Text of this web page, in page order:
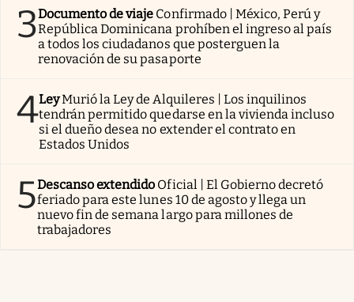
3Documento de viaje Confirmado | México, Perú y
República Dominicana prohíben el ingreso al país
a todos los ciudadanos que posterguen la
renovación de su pasaporte
4LeyMurió la Ley de Alquileres | Los inquilinos
tendrán permitido quedarse en la vivienda incluso
si el dueño desea no extender el contrato en
Estados Unidos
5Descanso extendido Oficial | El Gobierno decretó
feriado para este lunes 10 de agosto y llega un
nuevo fin de semana largo para millones de
trabajadores